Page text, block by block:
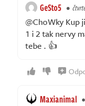
GeSto5
@ChoWky Kup
1 i 2 tak nervy
tebe . 👍
Maxianimal